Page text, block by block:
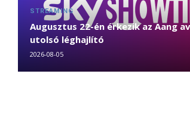
STREAMING
Augusztus 22-én érkezik az Aang
utolsó léghajlító
2026-08-05